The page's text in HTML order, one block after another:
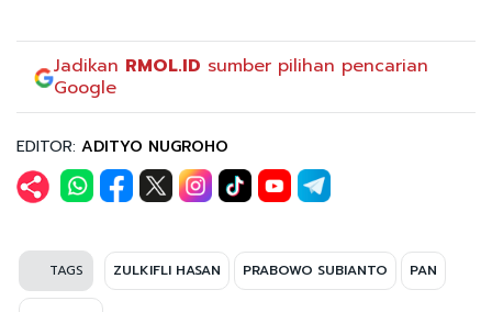
Jadikan RMOL.ID sumber pilihan pencarian
Google
EDITOR: ADITYO NUGROHO
TAGS ZULKIFLI HASAN PRABOWO SUBIANTO PAN